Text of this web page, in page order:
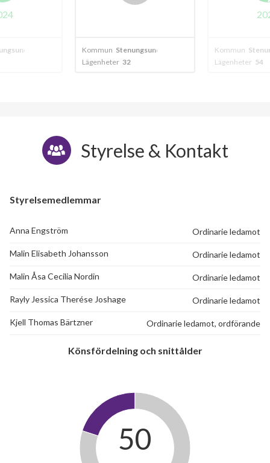
Kommun Stenungsund
Lägenheter 54
Kommun
Lägenheter 72
Styrelse & Kontakt
Styrelsemedlemmar
Anna Engström Ordinarie ledamot
Malin Elisabeth Johansson Ordinarie ledamot
Malin Åsa Cecilia Nordin Ordinarie ledamot
Rayly Jessica Therése Joshage Ordinarie ledamot
Kjell Thomas Bärtzner Ordinarie ledamot, ordförande
Könsfördelning och snittålder
50